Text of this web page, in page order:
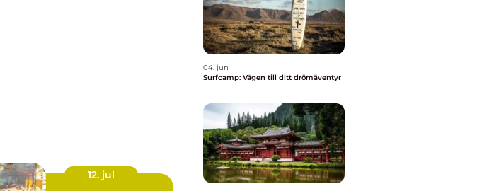
12. jul
04. jun
Surfcamp: Vägen till ditt drömäventyr